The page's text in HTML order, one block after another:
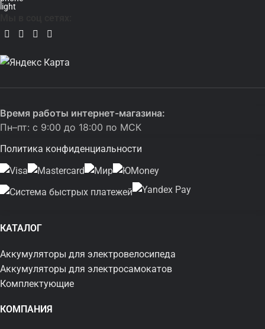
Время работы интернет-магазина:
Пн–пт: с 9:00 до 18:00 по МСК
Политика конфиденциальности
КАТАЛОГ
Аккумуляторы для электровелосипеда
Аккумуляторы для электросамокатов
Комплектующие
КОМПАНИЯ